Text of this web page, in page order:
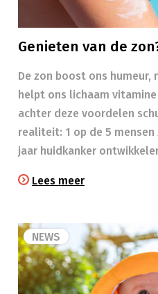
Genieten van de
​​De zon boost ons humeur,
helpt ons lichaam
achter deze voordelen
realiteit: 1 op de 5
jaar huidkanker
Lees meer
NEWS